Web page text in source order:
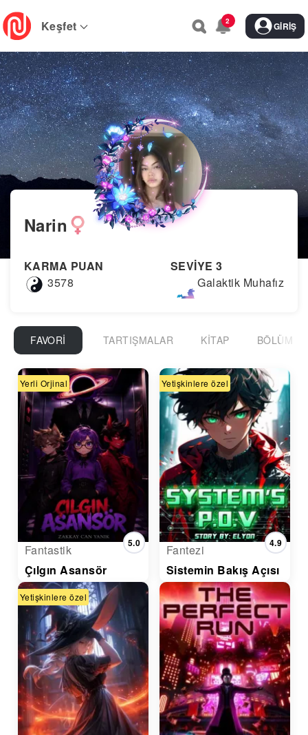
Skip
to
main
navigation
Keşfet 2 GIRIŞ
Narin
KARMA PUAN
3578
SEVİYE 3
Galaktik Muhafız
FAVORI TARTIŞMALAR KITAP BÖLÜM
Yerli Orjinal
5.0
Fantastik
Çılgın Asansör
Yetişkinlere özel
4.9
Fantezi
Sistemin Bakış Açısı
Yetişkinlere özel